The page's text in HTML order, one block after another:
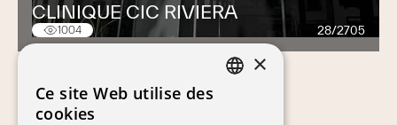
CLINIQUE CIC RIVIERA
1004 28/2705
×
Ce site Web utilise des
cookies